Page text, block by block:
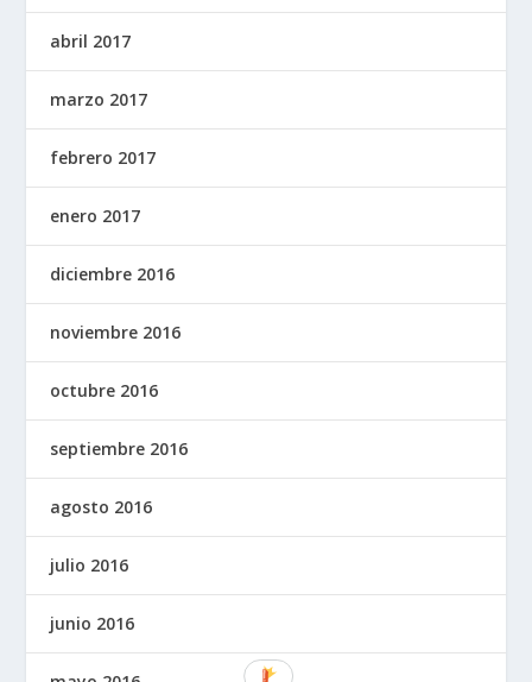
abril 2017
marzo 2017
febrero 2017
enero 2017
diciembre 2016
noviembre 2016
octubre 2016
septiembre 2016
agosto 2016
julio 2016
junio 2016